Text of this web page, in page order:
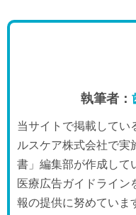
執筆者：
当サイトで掲載してい
ルスケア株式会社で実
書」編集部が作成して
医療広告ガイドライン
報の提供に努めていま